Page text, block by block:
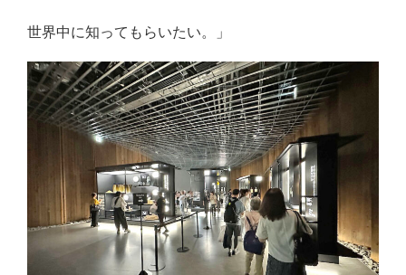
世界中に知ってもらいたい。」